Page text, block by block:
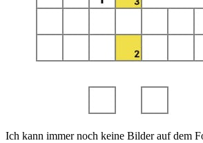
Ich kann immer noch keine Bilder auf dem